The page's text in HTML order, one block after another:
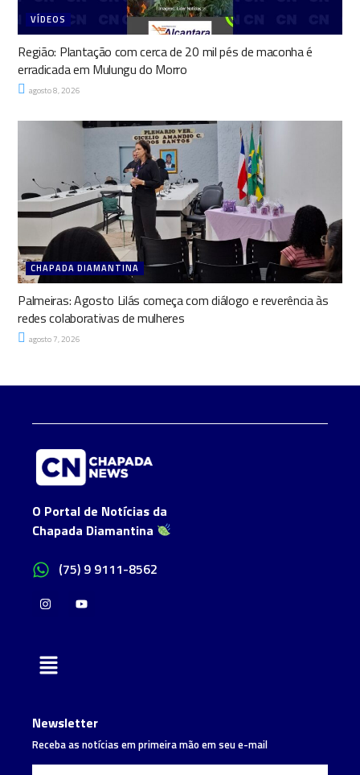
VÍDEOS
Região: Plantação com cerca de 20 mil pés de maconha é
erradicada em Mulungu do Morro
agosto 8, 2026
CHAPADA DIAMANTINA
Palmeiras: Agosto Lilás começa com diálogo e reverência às
redes colaborativas de mulheres
agosto 7, 2026
O Portal de Notícias da
Chapada Diamantina
(75) 9 9111-8562
Newsletter
Receba as notícias em primeira mão em seu e-mail